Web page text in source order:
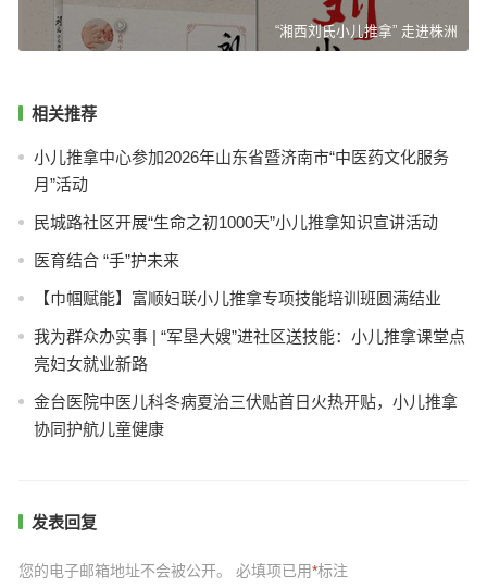
“湘西刘氏小儿推拿” 走进株洲
相关推荐
小儿推拿中心参加2026年山东省暨济南市“中医药文化服务
月”活动
民城路社区开展“生命之初1000天”小儿推拿知识宣讲活动
医育结合 “手”护未来
【巾帼赋能】富顺妇联小儿推拿专项技能培训班圆满结业
我为群众办实事 | “军垦大嫂”进社区送技能：小儿推拿课堂点
亮妇女就业新路
金台医院中医儿科冬病夏治三伏贴首日火热开贴，小儿推拿
协同护航儿童健康
发表回复
您的电子邮箱地址不会被公开。 必填项已用*标注